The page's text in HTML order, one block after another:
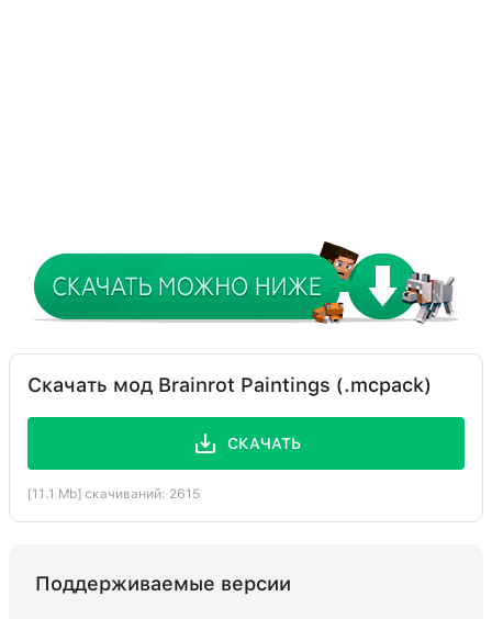
Скачать мод Brainrot Paintings (.mcpack)
СКАЧАТЬ
[11.1 Mb] скачиваний: 2615
Поддерживаемые версии